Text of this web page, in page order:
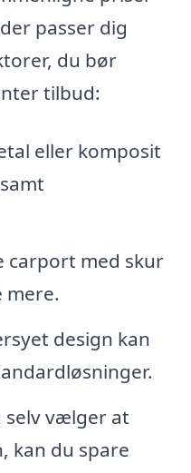
passer dig
du bør
tilbud:
eller komposit
carport med skur
mere.
design kan
selv vælger at
kan du spare